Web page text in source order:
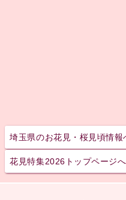
埼玉県のお花見・桜見頃情報
花見特集2026トップページへ